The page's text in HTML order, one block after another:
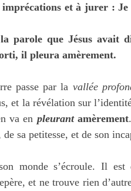
et à jurer : Je
parole que Jésus avait
il pleura amèrement.
passe par la vallée
et la révélation sur
va en pleurant amèrement
sa petitesse, et de son
monde s’écroule. Il
et ne trouve rien